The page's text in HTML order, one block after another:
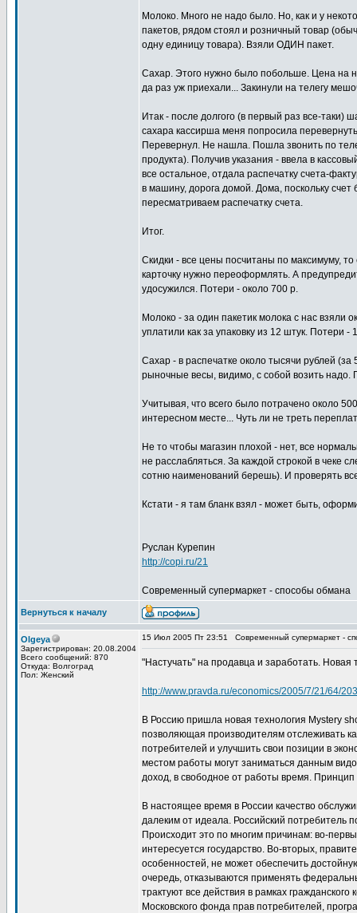
Молоко. Много не надо было. Но, как и у
пакетов, рядом стоял и розничный товар
одну единицу товара). Взяли ОДИН пакет.
Сахар. Этого нужно было побольше. Цена на
да раз уж приехали... Закинули на телегу
Итак - после долгого (в первый раз все-
сахара кассирша меня попросила
Перевернул. Не нашла. Пошла звонить по
продукта). Получив указания - ввела в
все остальное, отдала распечатку счета-
в машину, дорога домой. Дома, поскольку
пересматриваем распечатку счета.
Итог.
Скидки - все цены посчитаны по максимуму, то
карточку нужно переоформлять. А
удосужился. Потери - около 700 р.
Молоко - за один пакетик молока с нас взяли
уплатили как за упаковку из 12 штук. Потери -
Сахар - в распечатке около тысячи рублей (за
рыночные весы, видимо, с собой возить надо.
Учитывая, что всего было потрачено около
интересном месте... Чуть ли не треть
Не то чтобы магазин плохой - нет, все
не расслабляться. За каждой строкой в чеке
сотню наименований берешь). И проверять
Кстати - я там бланк взял - может быть,
Руслан Курепин
http://copi.ru/21
Современный супермаркет - способы обмана
Вернуться к началу
Olgeya
Зарегистрирован: 20.08.2004
Всего сообщений: 870
Откуда: Волгоград
Пол: Женский
15 Июл 2005 Пт 23:51 Современный супермаркет -
"Настучать" на продавца и заработать.
http://www.pravda.ru/economics/2005/7/21/64/
В Россию пришла новая технология Mystery
позволяющая производителям отслеживать
потребителей и улучшить свои позиции в
местом работы могут заниматься данным
доход, в свободное от работы время.
В настоящее время в России качество
далеким от идеала. Российский потребитель
Происходит это по многим причинам: во-
интересуется государство. Во-вторых,
особенностей, не может обеспечить
очередь, отказываются применять
трактуют все действия в рамках гражданского
Московского фонда прав потребителей,